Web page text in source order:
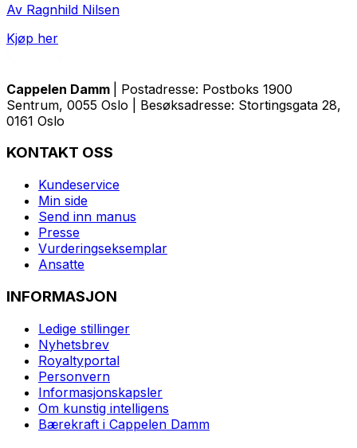
Av Ragnhild Nilsen
Kjøp her
Cappelen Damm
| Postadresse: Postboks 1900
Sentrum, 0055 Oslo | Besøksadresse: Stortingsgata 28,
0161 Oslo
KONTAKT OSS
Kundeservice
Min side
Send inn manus
Presse
Vurderingseksemplar
Ansatte
INFORMASJON
Ledige stillinger
Nyhetsbrev
Royaltyportal
Personvern
Informasjonskapsler
Om kunstig intelligens
Bærekraft i Cappelen Damm